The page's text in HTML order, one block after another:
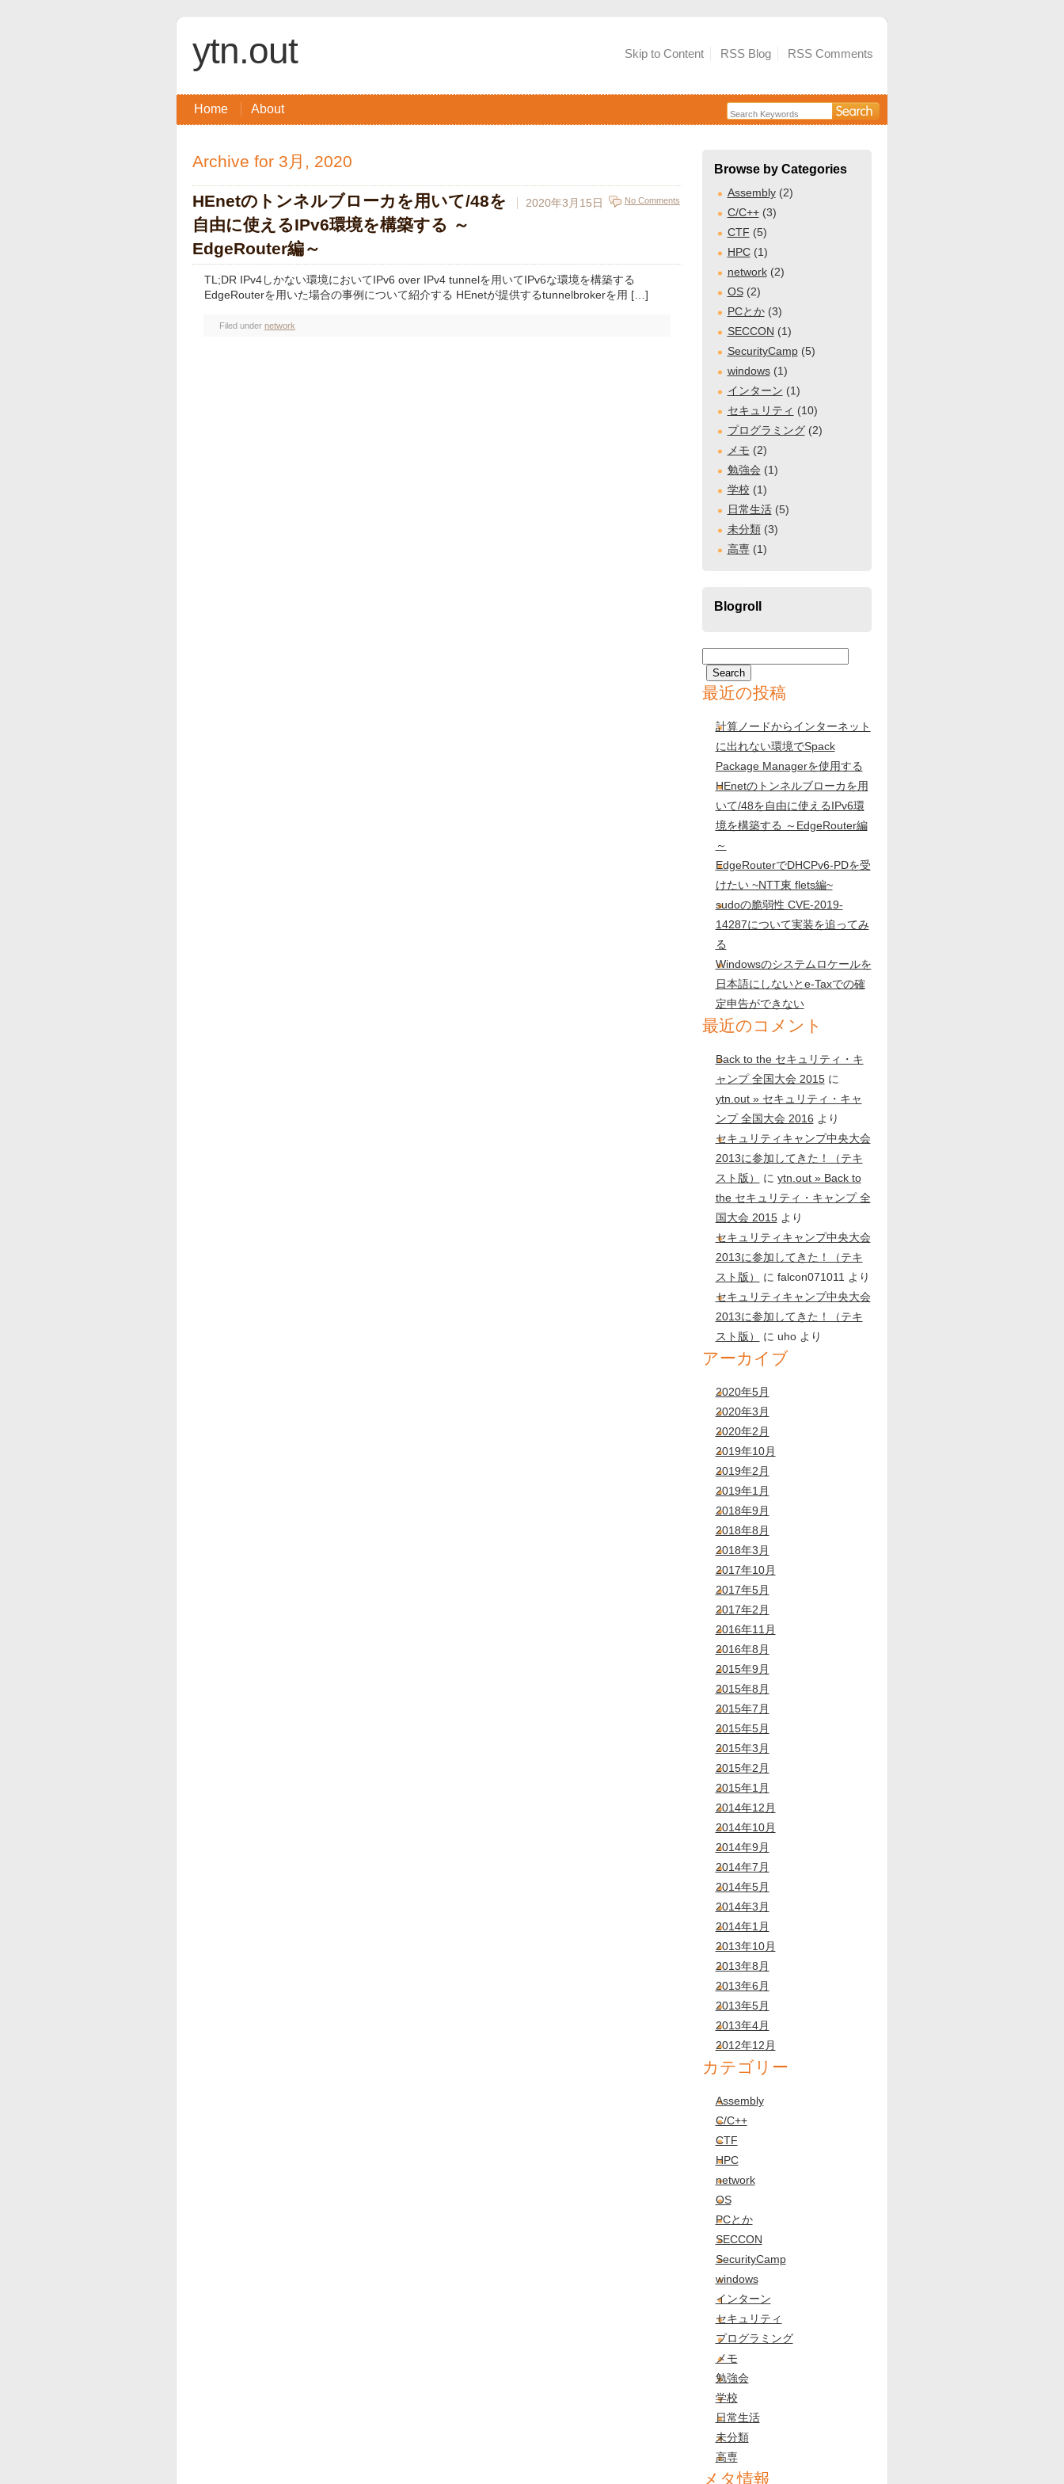
ytn.out Skip to Content RSS Blog RSS Comments
Home About
Browse by Categories
Assembly(2)
C/C++(3)
CTF (5)
HPC(1)
network(2)
OS(2)
PCとか(3)
SECCON (1)
SecurityCamp(5)
windows(1)
インターン (1)
セキュリティ (10)
プログラミング(2)
メモ (2)
勉強会 (1)
学校 (1)
日常生活(5)
未分類(3)
高専(1)
Blogroll
最近の投稿
計算ノードからインターネット
に出れない環境でSpack
Package Managerを使用する
HEnetのトンネルブローカを用
いて/48を自由に使えるIPv6環
境を構築する ～EdgeRouter編
～
EdgeRouterでDHCPv6-PDを受
けたい ~NTT東 flets編~
sudoの脆弱性 CVE-2019-
14287について実装を追ってみ
る
Windowsのシステムロケールを
日本語にしないとe-Taxでの確
定申告ができない
最近のコメント
Back to the セキュリティ・キ
ャンプ 全国大会 2015に
ytn.out » セキュリティ・キャ
ンプ 全国大会 2016 より
セキュリティキャンプ中央大会
2013に参加してきた！（テキ
スト版）
に ytn.out » Back to
the セキュリティ・キャンプ 全
国大会 2015より
セキュリティキャンプ中央大会
2013に参加してきた！（テキ
スト版）
に falcon071011 より
セキュリティキャンプ中央大会
2013に参加してきた！（テキ
スト版）
に uhoより
アーカイブ
2020年5月
2020年3月
2020年2月
2019年10月
2019年2月
2019年1月
2018年9月
2018年8月
2018年3月
2017年10月
2017年5月
2017年2月
2016年11月
2016年8月
2015年9月
2015年8月
2015年7月
2015年5月
2015年3月
2015年2月
2015年1月
2014年12月
2014年10月
2014年9月
2014年7月
2014年5月
2014年3月
2014年1月
2013年10月
2013年8月
2013年6月
2013年5月
2013年4月
2012年12月
カテゴリー
Assembly
C/C++
CTF
HPC
network
OS
PCとか
SECCON
SecurityCamp
windows
インターン
セキュリティ
プログラミング
メモ
勉強会
学校
日常生活
未分類
高専
メタ情報
Archive for 3月, 2020
HEnetのトンネルブローカを用いて/48を
自由に使えるIPv6環境を構築する ～
EdgeRouter編～
2020年3月15日 No Comments
TL;DR IPv4しかない環境においてIPv6 over IPv4 tunnelを用いてIPv6な環境を構築する
EdgeRouterを用いた場合の事例について紹介する HEnetが提供するtunnelbrokerを用 […]
Filed under network